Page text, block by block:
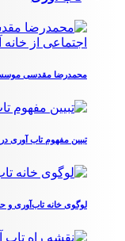
محمدرضا مقدسی موسس
تبیین مفهوم تاب آوری
لوگوی خانه تاب‌آوری و